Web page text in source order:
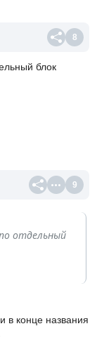
8
блок
9
отдельный
в конце названия